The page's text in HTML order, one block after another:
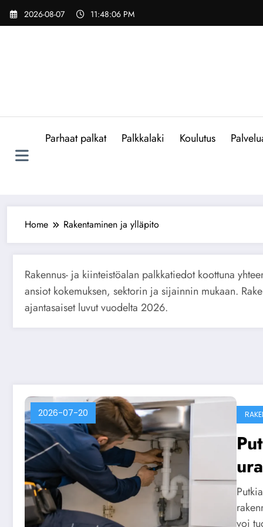
Skip
2026-08-07 11:48:07 PM
Parhaat palkat Palkkalaki Koulutus
Home Rakentaminen ja ylläpito
Rakennus- ja kiinteistöalan palkkatiedot koottuna
ansiot kokemuksen, sektorin ja sijainnin mukaan.
ajantasaiset luvut vuodelta 2026.
2026-07-20
voi